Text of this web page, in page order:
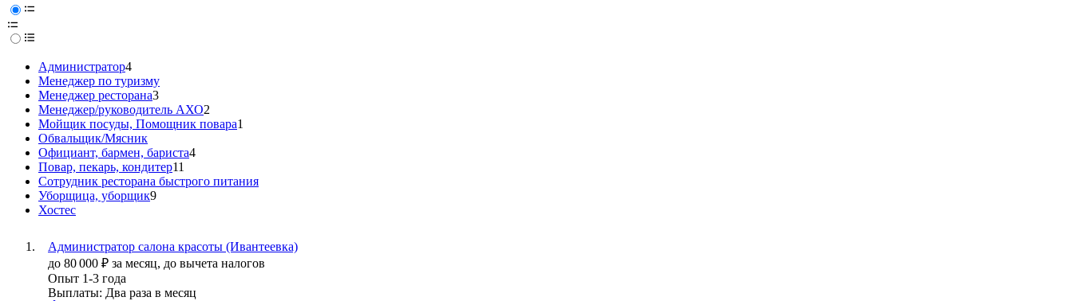
Администратор4
Менеджер по туризму
Менеджер ресторана3
Менеджер/руководитель АХО2
Мойщик посуды, Помощник повара1
Обвальщик/Мясник
Официант, бармен, бариста4
Повар, пекарь, кондитер11
Сотрудник ресторана быстрого питания
Уборщица, уборщик9
Хостес
Администратор салона красоты (Ивантеевка)
до 80 000 ₽ за месяц, до вычета налогов
Опыт 1-3 года
Выплаты: Два раза в месяц